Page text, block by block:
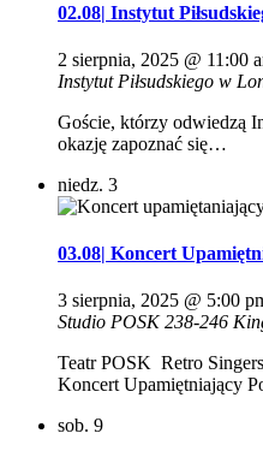
02.08| Instytut
2 sierpnia, 2025 @ 11:00
Instytut Piłsudskiego w
Goście, którzy odwiedzą
okazję zapoznać się…
niedz. 3
03.08| Koncert
3 sierpnia, 2025 @ 5:00
Studio POSK238-246
Teatr POSK Retro
Koncert Upamiętniający
sob. 9